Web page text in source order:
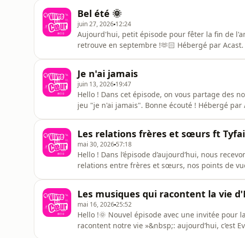
Bel été 🌞
juin 27, 2026 12:24
Aujourd'hui, petit épisode pour fêter la fin de
retrouve en septembre !🫶🏻 Hébergé par
Je n'ai jamais
juin 13, 2026 19:47
Hello ! Dans cet épisode, on vous partage des
jeu "je n'ai jamais". Bonne écouté ! Hébergé par Acast. Visitez acast.com/privacy pour plus
Les relations frères et sœurs ft
mai 30, 2026 57:18
Hello ! Dans l’épisode d’aujourd’hui, nous
relations entre frères et sœurs, nos points de
Les musiques qui racontent la vie
mai 16, 202625:52
Hello !🌞 Nouvel épisode avec une invitée pour
racontent notre vie »&nbsp;: aujourd’hui, c’est